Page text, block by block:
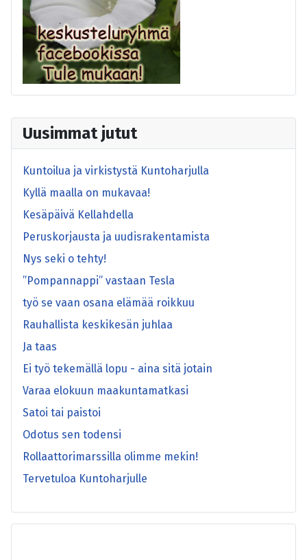
Uusimmat jutut
Kuntoilua ja virkistystä Kuntoharjulla
Kyllä maalla on mukavaa!
Kesäpäivä Kellahdella
Peruskorjausta ja uudisrakentamista
Nys seki o tehty!
”Pompannappi” vastaan Tesla
työ se vaan osana elämää roikkuu
Rauhallista keskikesän juhlaa
Ja taas
Ei työ tekemällä lopu - aina sitä jotain
Varaa elokuun maakuntamatkasi
Satoi tai paistoi
Odotus sen todensi
Rollaattorimarssilla olimme mekin!
Tervetuloa Kuntoharjulle